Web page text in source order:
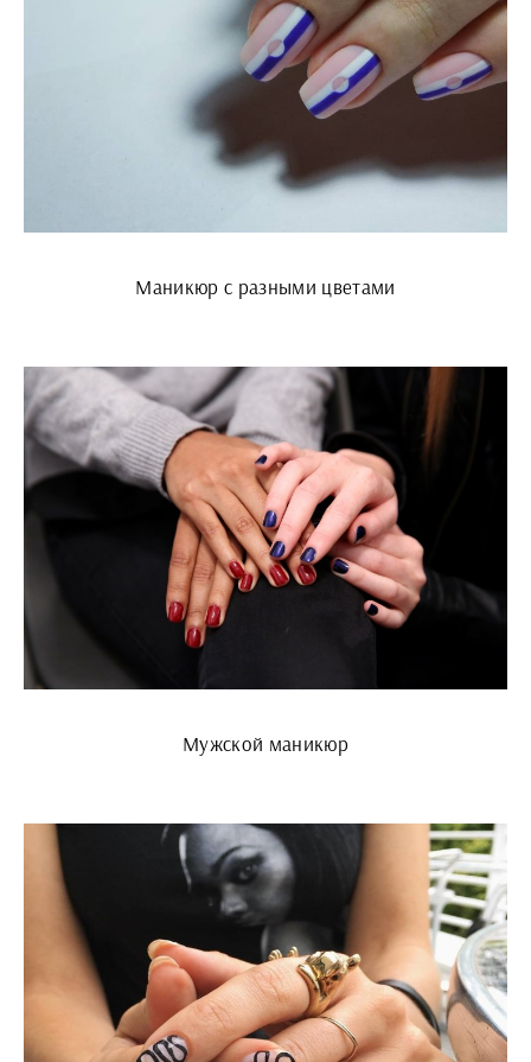
Маникюр с разными цветами
Мужской маникюр